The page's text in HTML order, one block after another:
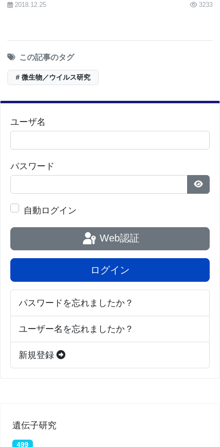
かどうかを確認するトレイルカメラを用意する。」
「餌の配合に入る多くのことがある。餌が入ってい
るときにワクチンがまだ安定していて使用可能であ
生物によってどのように影響または消費されるかを
確認する。」と語った。
スの野生生物の炭疽菌によって引き起こされる被害
の正確さに関するデータの欠如だ。 彼女のチーム
は、炭疽菌の症例に関する報告を増やすために、州
に積極的に手を差し伸べている。
「炭疽菌の発生が報告されていない場合、それは問
題ではないようであり、連邦政府および他の組織は
資金調達を優先しない」とBenn Felix博士は述べ
た。 「私がこれがテキサスに移動するまで、これが
問題であることに気づかなかった。大規模感染の報
告は、この問題に関する重要なデータを生成し、こ
Vaccine for Anthrax in Ranging Livestock and
2018.12.25 3233
この記事のタグ
# 微生物／ウイルス研究
ユーザ名
パスワード
パス
自動ログイン
Web認証
ログイン
パスワードを忘れましたか？
ユーザー名を忘れましたか？
新規登録
遺伝子研究
499